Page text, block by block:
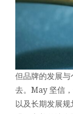
但品牌的发展
去。May 坚信
以及长期发展